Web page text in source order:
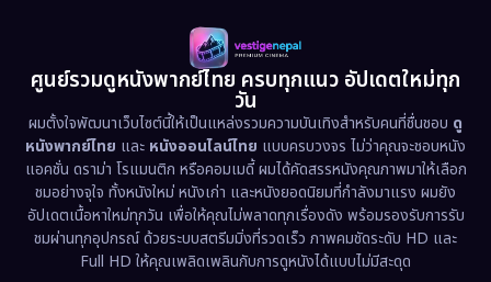
Disaster (13)
Disney+ (5)
Documentary สารคดี (93)
Drama ดราม่า (1,486)
Dystopian (17)
1983
1978
1974
1962
ศูนย์รวมดูหนังพากย์ไทย ครบทุกแนว อัปเดตใหม่ทุก
วัน
ผมตั้งใจพัฒนาเว็บไซต์นี้ให้เป็นแหล่งรวมความบันเทิงสำหรับคนที่ชื่นชอบ ดู
หนังพากย์ไทย และ หนังออนไลน์ไทย แบบครบวงจร ไม่ว่าคุณจะชอบหนัง
แอคชั่น ดราม่า โรแมนติก หรือคอมเมดี้ ผมได้คัดสรรหนังคุณภาพมาให้เลือก
ชมอย่างจุใจ ทั้งหนังใหม่ หนังเก่า และหนังยอดนิยมที่กำลังมาแรง ผมยัง
อัปเดตเนื้อหาใหม่ทุกวัน เพื่อให้คุณไม่พลาดทุกเรื่องดัง พร้อมรองรับการรับ
ชมผ่านทุกอุปกรณ์ ด้วยระบบสตรีมมิ่งที่รวดเร็ว ภาพคมชัดระดับ HD และ
Full HD ให้คุณเพลิดเพลินกับการดูหนังได้แบบไม่มีสะดุด